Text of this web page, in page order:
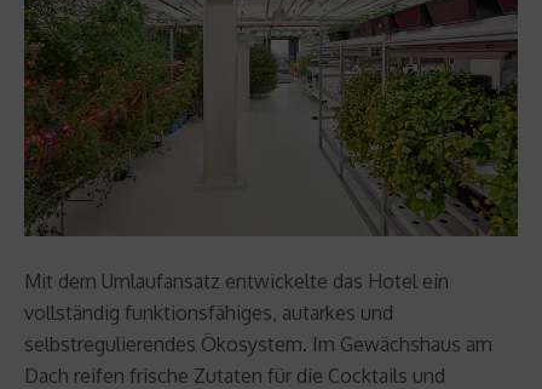
Mit dem Umlaufansatz entwickelte das Hotel ein
vollständig funktionsfähiges, autarkes und
selbstregulierendes Ökosystem. Im Gewächshaus am
Dach reifen frische Zutaten für die Cocktails und